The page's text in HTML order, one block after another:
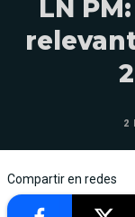
LN
2
Compartir en redes